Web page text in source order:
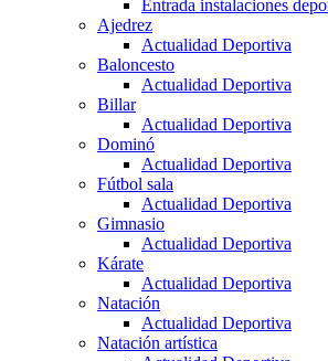
Entrada instalaciones
Ajedrez
Actualidad Deportiva
Baloncesto
Actualidad Deportiva
Billar
Actualidad Deportiva
Dominó
Actualidad Deportiva
Fútbol sala
Actualidad Deportiva
Gimnasio
Actualidad Deportiva
Kárate
Actualidad Deportiva
Natación
Actualidad Deportiva
Natación artística